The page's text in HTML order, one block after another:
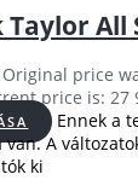
Taylor All
Original price
price is: 27
Ennek a
van. A
ki